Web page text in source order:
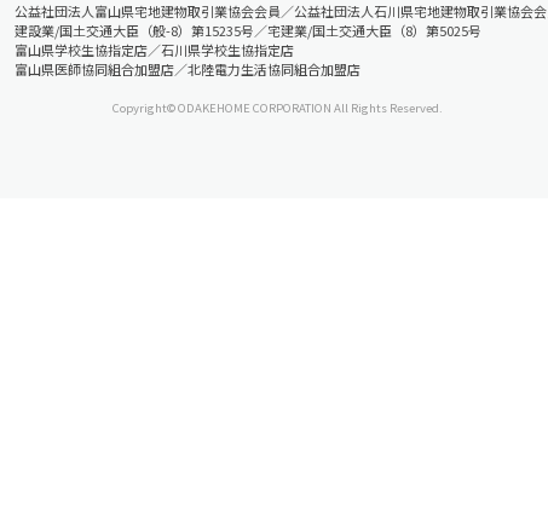
公益社団法人富山県宅地建物取引業協会会員／公益社団法人石川県宅地建物取引業協会
建設業/国土交通大臣（般-8）第15235号／宅建業/国土交通大臣（8）第5025号
富山県学校生協指定店／石川県学校生協指定店
富山県医師協同組合加盟店／北陸電力生活協同組合加盟店
Copyright© ODAKEHOME CORPORATION All Rights Reserved.